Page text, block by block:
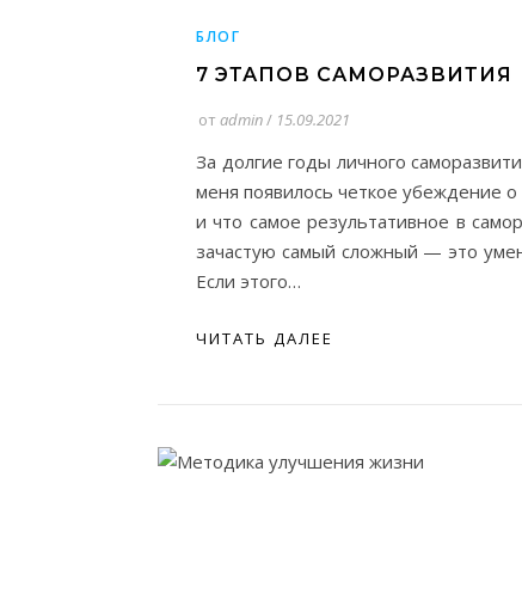
БЛОГ
7 ЭТАПОВ САМОРАЗВИТИЯ
от admin/ 15.09.2021
За долгие годы личного
меня появилось четкое убеждение
и что самое результативное в
зачастую самый сложный — это
Если этого…
ЧИТАТЬ ДАЛЕЕ